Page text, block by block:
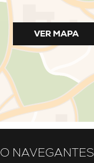
VER MAPA
NAVEGANTES